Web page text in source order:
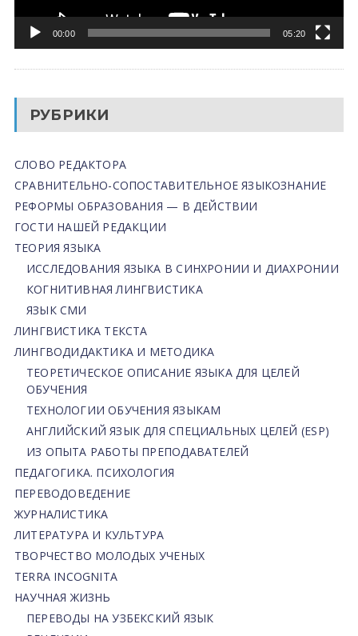
00:00 05:20
РУБРИКИ
СЛОВО РЕДАКТОРА
СРАВНИТЕЛЬНО-СОПОСТАВИТЕЛЬНОЕ ЯЗЫКОЗНАНИЕ
РЕФОРМЫ ОБРАЗОВАНИЯ — В ДЕЙСТВИИ
ГОСТИ НАШЕЙ РЕДАКЦИИ
ТЕОРИЯ ЯЗЫКА
ИССЛЕДОВАНИЯ ЯЗЫКА В СИНХРОНИИ И ДИАХРОНИИ
КОГНИТИВНАЯ ЛИНГВИСТИКА
ЯЗЫК СМИ
ЛИНГВИСТИКА ТЕКСТА
ЛИНГВОДИДАКТИКА И МЕТОДИКА
ТЕОРЕТИЧЕСКОЕ ОПИСАНИЕ ЯЗЫКА ДЛЯ ЦЕЛЕЙ
ОБУЧЕНИЯ
ТЕХНОЛОГИИ ОБУЧЕНИЯ ЯЗЫКАМ
АНГЛИЙСКИЙ ЯЗЫК ДЛЯ СПЕЦИАЛЬНЫХ ЦЕЛЕЙ (ESP)
ИЗ ОПЫТА РАБОТЫ ПРЕПОДАВАТЕЛЕЙ
ПЕДАГОГИКА. ПСИХОЛОГИЯ
ПЕРЕВОДОВЕДЕНИЕ
ЖУРНАЛИСТИКА
ЛИТЕРАТУРА И КУЛЬТУРА
ТВОРЧЕСТВО МОЛОДЫХ УЧЕНЫХ
TERRA INCOGNITA
НАУЧНАЯ ЖИЗНЬ
ПЕРЕВОДЫ НА УЗБЕКСКИЙ ЯЗЫК